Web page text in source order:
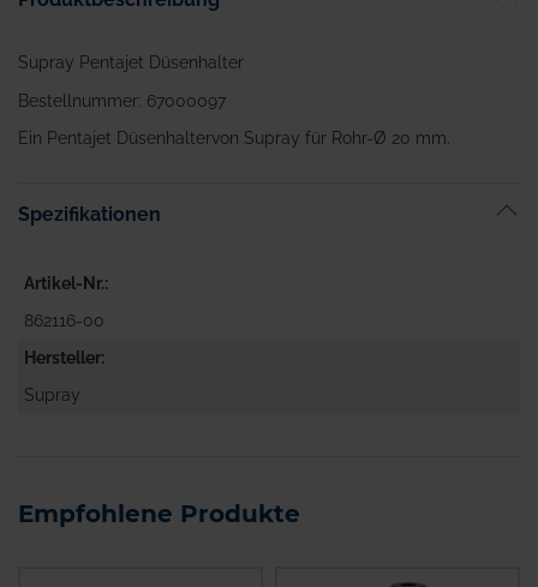
Supray Pentajet Düsenhalter
Bestellnummer: 67000097
Ein Pentajet Düsenhaltervon Supray für Rohr-Ø 20 mm.
Spezifikationen
Artikel-Nr.
862116-00
Hersteller
Supray
Empfohlene Produkte